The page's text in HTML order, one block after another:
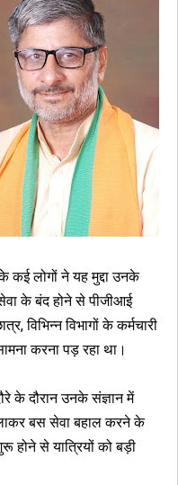
कई लोगों ने यह मुद्दा उनके
के बंद होने से पीजीआई
विभिन्न विभागों के कर्मचारी
करना पड़ रहा था।
के दौरान उनके संज्ञान में
बस सेवा बहाल करने के
होने से यात्रियों को बड़ी